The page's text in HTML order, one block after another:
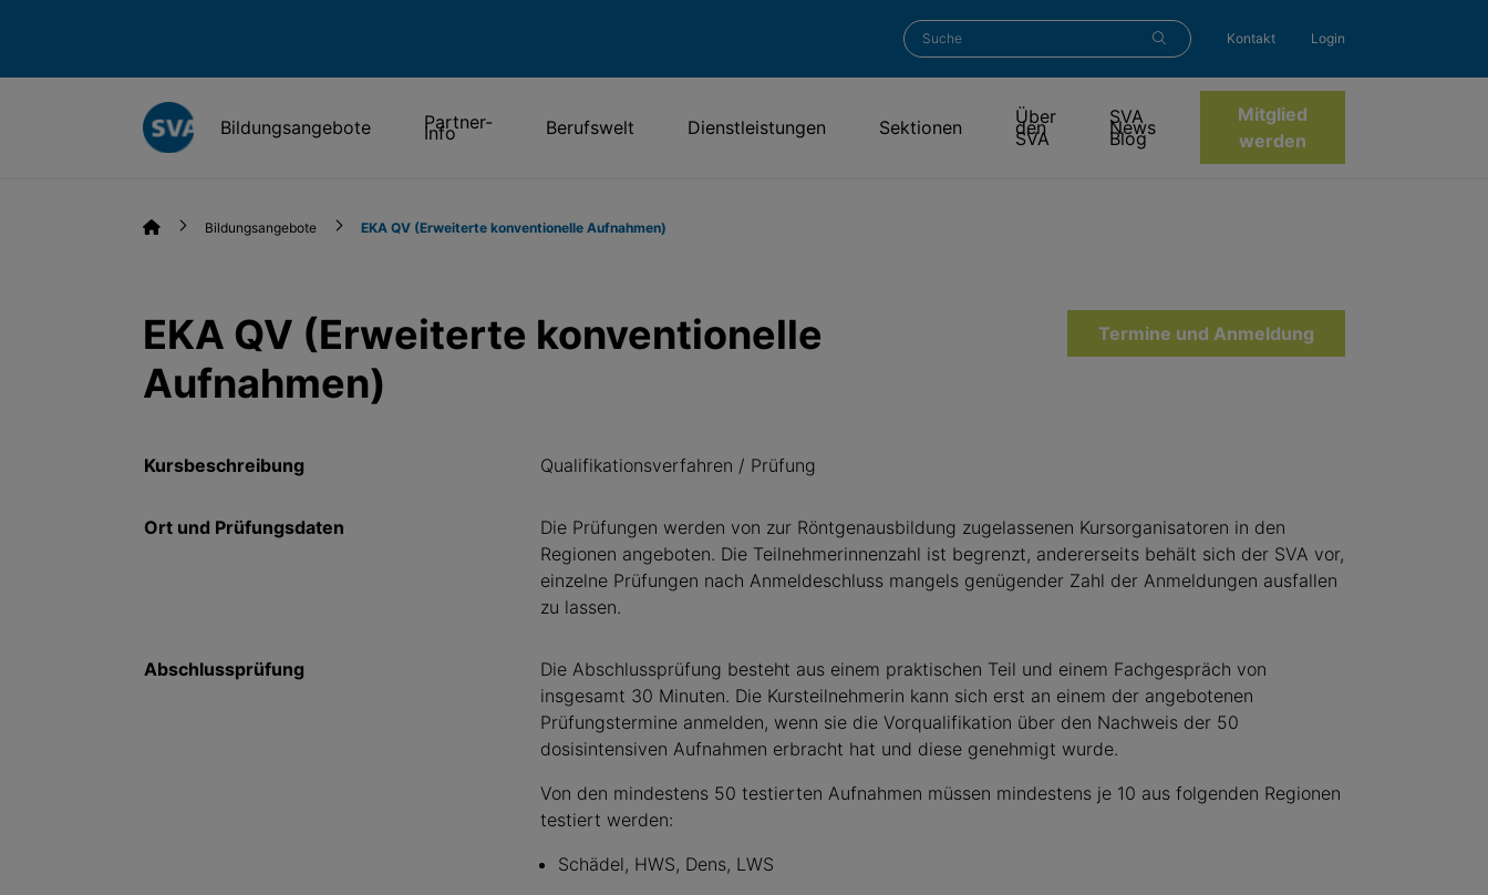
Kontakt Login
Bildungsangebote Partner-
Info Berufswelt Dienstleistungen Sektionen Über
den
SVA
SVA
News
Blog
Mitglied
werden
Bildungsangebote EKA QV (Erweiterte konventionelle Aufnahmen)
EKA QV (Erweiterte konventionelle
Aufnahmen)
Termine und Anmeldung
Kursbeschreibung Qualifikationsverfahren / Prüfung
Ort und Prüfungsdaten
Die Prüfungen werden von zur Röntgenausbildung zugelassenen Kursorganisatoren in den
Regionen angeboten. Die Teilnehmerinnenzahl ist begrenzt, andererseits behält sich der SVA vor,
einzelne Prüfungen nach Anmeldeschluss mangels genügender Zahl der Anmeldungen ausfallen
zu lassen.
Abschlussprüfung
Die Abschlussprüfung besteht aus einem praktischen Teil und einem Fachgespräch von
insgesamt 30 Minuten. Die Kursteilnehmerin kann sich erst an einem der angebotenen
Prüfungstermine anmelden, wenn sie die Vorqualifikation über den Nachweis der 50
dosisintensiven Aufnahmen erbracht hat und diese genehmigt wurde.
Von den mindestens 50 testierten Aufnahmen müssen mindestens je 10 aus folgenden Regionen
testiert werden:
Schädel, HWS, Dens, LWS